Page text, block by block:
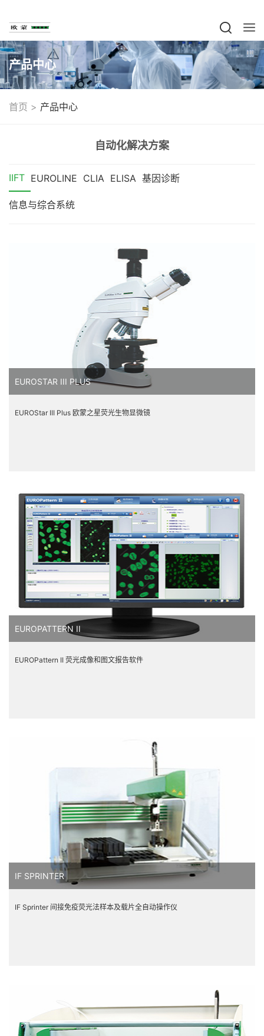
产品中心
首页 > 产品中心
自动化解决方案
IIFT EUROLINE CLIA ELISA 基因诊断
信息与综合系统
EUROSTAR III PLUS
EUROStar III Plus 欧蒙之星荧光生物显微镜
EUROPATTERN II
EUROPattern II 荧光成像和图文报告软件
IF SPRINTER
IF Sprinter 间接免疫荧光法样本及载片全自动操作仪